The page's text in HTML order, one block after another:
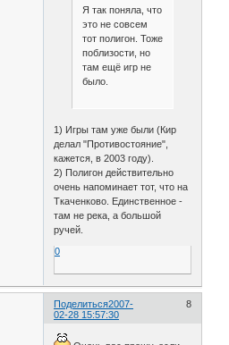
Я так поняла, что
это не совсем
тот полигон. Тоже
поблизости, но
там ещё игр не
было.
1) Игры там уже были (Кир
делал "Противостояние",
кажется, в 2003 году).
2) Полигон действительно
очень напоминает тот, что на
Ткаченково. Единственное -
там не река, а большой
ручей.
0
Поделиться 8
2007-
02-28 15:57:30